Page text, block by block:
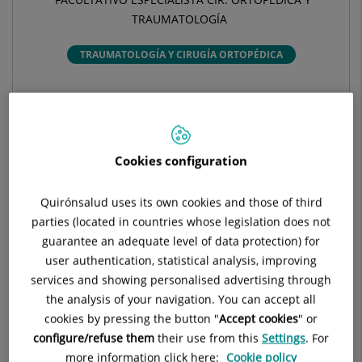
TRAUMATOLOGÍA
TRAUMATOLOGÍA Y CIRUGÍA ORTOPÉDICA
Hospital Universitari Quirónsalud Barcelona
08023 Barcelona
932 554 000
Datos destacados
Cookies configuration
Quirónsalud uses its own cookies and those of third
parties (located in countries whose legislation does not
guarantee an adequate level of data protection) for
user authentication, statistical analysis, improving
services and showing personalised advertising through
the analysis of your navigation. You can accept all
cookies by pressing the button "Accept cookies" or
configure/refuse them their use from this Settings. For
more information click here: Cookie policy